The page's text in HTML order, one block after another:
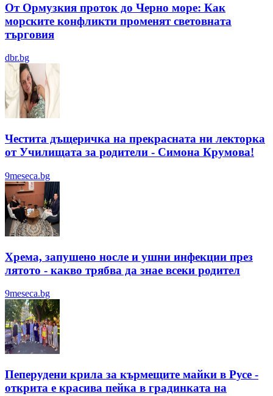
От Ормузкия проток до Черно море: Как
морските конфликти променят световната
търговия
dbr.bg
Честита дъщеричка на прекрасната ни лекторка
от Училищата за родители - Симона Крумова!
9meseca.bg
Хрема, запушено носле и ушни инфекции през
лятотo - какво трябва да знае всеки родител
9meseca.bg
Пеперудени крила за кърмещите майки в Русе -
открита е красива пейка в градинката на